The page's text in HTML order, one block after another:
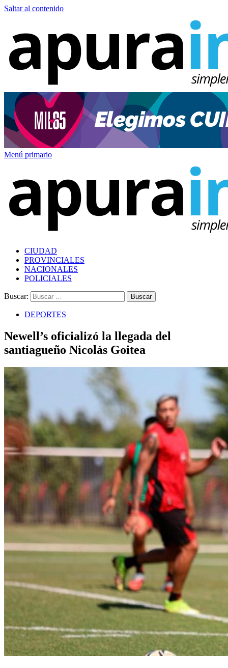
Saltar al contenido
Menú primario
CIUDAD
PROVINCIALES
NACIONALES
POLICIALES
Buscar:
DEPORTES
Newell’s oficializó la llegada del
santiagueño Nicolás Goitea